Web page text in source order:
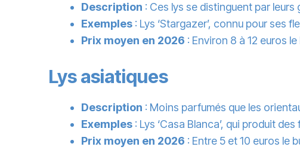
Description : Ces lys se distinguent par
Exemples : Lys ‘Stargazer’, connu pour ses
Prix moyen en 2026 : Environ 8 à 12 euros le
Lys asiatiques
Description : Moins parfumés que les
Exemples : Lys ‘Casa Blanca’, qui produit
Prix moyen en 2026 : Entre 5 et 10 euros le